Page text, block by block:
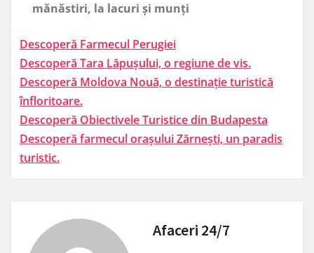
mănăstiri, la lacuri și munți
Descoperă Farmecul Perugiei
Descoperă Tara Lăpușului, o regiune de vis.
Descoperă Moldova Nouă, o destinație turistică
înfloritoare.
Descoperă Obiectivele Turistice din Budapesta
Descoperă farmecul orașului Zărnești, un paradis
turistic.
Afaceri 24/7